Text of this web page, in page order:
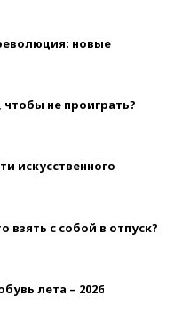
новые
не проиграть?
искусственного
с собой в отпуск?
лета – 2026